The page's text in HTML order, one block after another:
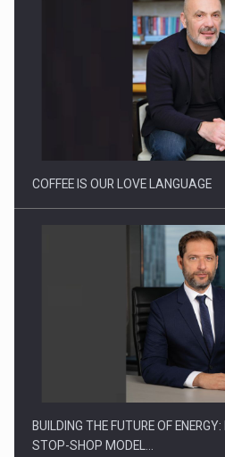
Webinar - Business Evolution-
Investitii Digitalizare
COFFEE IS OUR LOVE LANGUAGE
BUILDING THE FUTURE OF
STOP-SHOP MODEL…